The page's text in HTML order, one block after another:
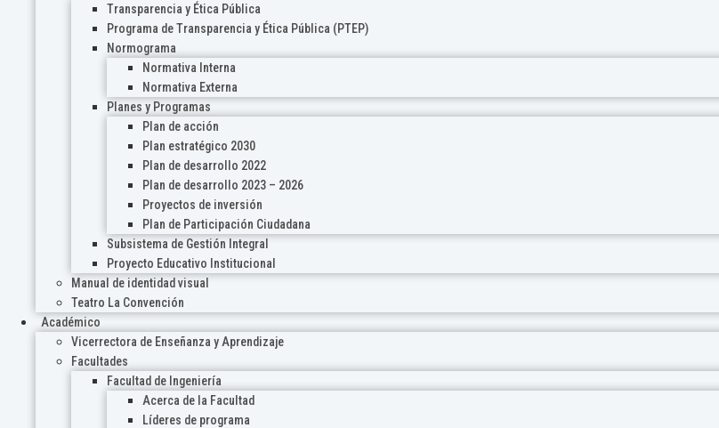
Transparencia y Ética Pública
Programa de Transparencia y Ética Pública (PTEP)
Normograma
Normativa Interna
Normativa Externa
Planes y Programas
Plan de acción
Plan estratégico 2030
Plan de desarrollo 2022
Plan de desarrollo 2023 – 2026
Proyectos de inversión
Plan de Participación Ciudadana
Subsistema de Gestión Integral
Proyecto Educativo Institucional
Manual de identidad visual
Teatro La Convención
Académico
Vicerrectora de Enseñanza y Aprendizaje
Facultades
Facultad de Ingeniería
Acerca de la Facultad
Líderes de programa